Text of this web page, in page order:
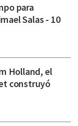
para
Salas - 10
Holland, el
construyó